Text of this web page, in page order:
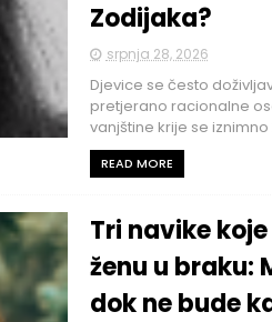
Zodijaka?
srpnja 28, 2026
Djevice se često
pretjerano racionalne
vanjštine krije se iznimno
READ MORE
Tri navike
ženu u braku:
dok ne bude